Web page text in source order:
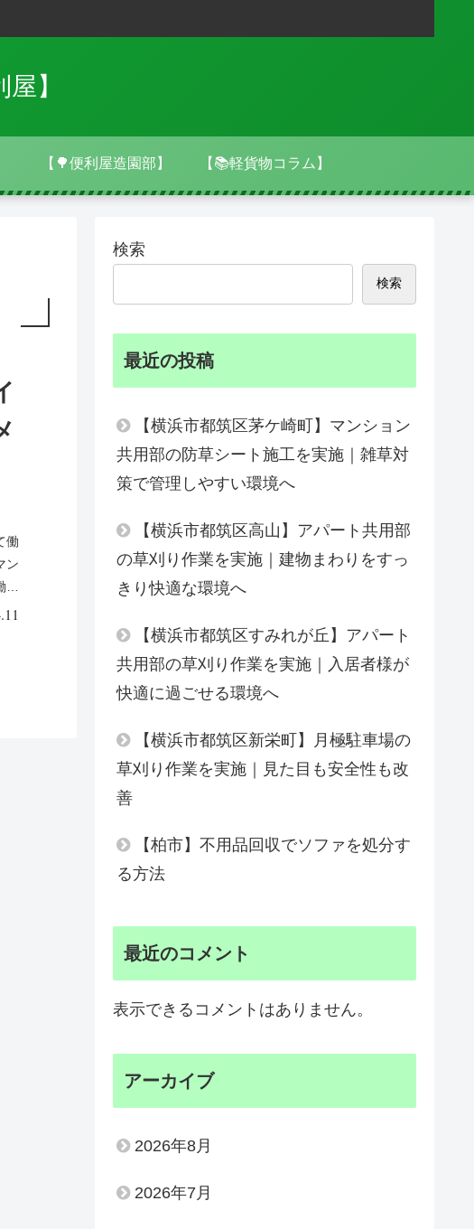
】
【🌳便利屋造園部】 【📚軽貨物コラム】
働
ン
・
検索
検索
最近の投稿
【横浜市都筑区茅ケ崎町】マンション
共用部の防草シート施工を実施｜雑草対
策で管理しやすい環境へ
【横浜市都筑区高山】アパート共用部
の草刈り作業を実施｜建物まわりをすっ
きり快適な環境へ
【横浜市都筑区すみれが丘】アパート
共用部の草刈り作業を実施｜入居者様が
快適に過ごせる環境へ
【横浜市都筑区新栄町】月極駐車場の
草刈り作業を実施｜見た目も安全性も改
善
【柏市】不用品回収でソファを処分す
る方法
最近のコメント
表示できるコメントはありません。
アーカイブ
2026年8月
2026年7月